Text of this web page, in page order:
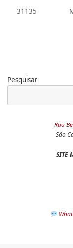
31135
Pesquisar
Rua
São
SITE